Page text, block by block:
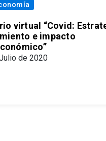
virtual “Covid:
e impacto
de 2020